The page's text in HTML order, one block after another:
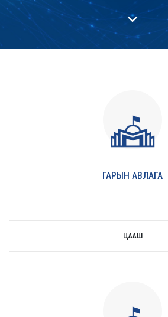
ГАРЫН АВЛАГА
ЦААШ